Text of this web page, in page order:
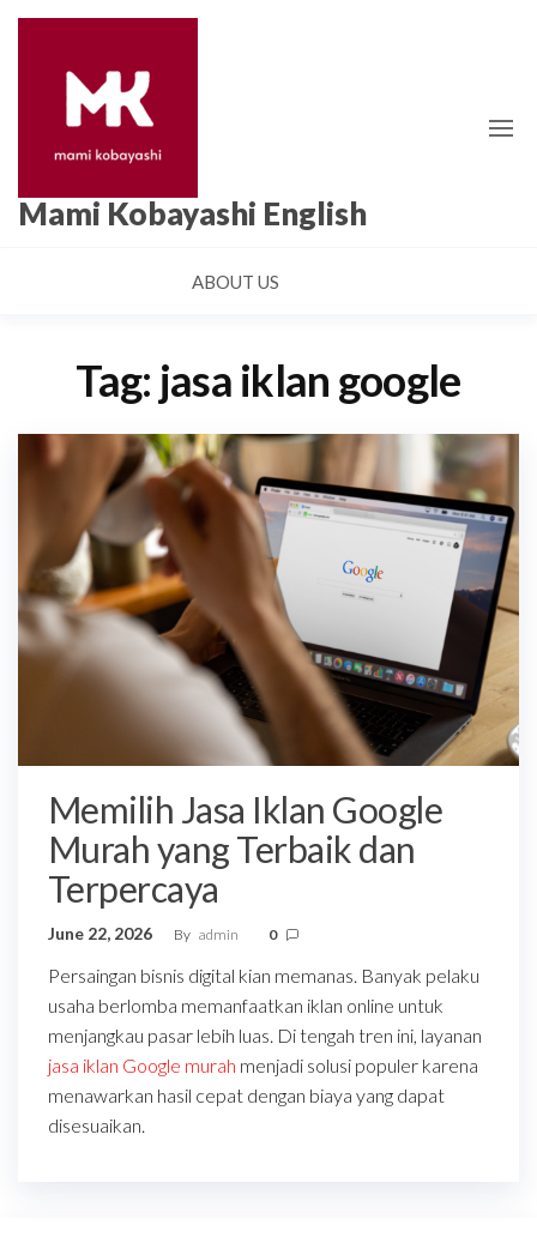
Skip
Mami Kobayashi English
ABOUT US
Tag: jasa iklan google
Memilih Jasa Iklan Google
Murah yang Terbaik dan
Terpercaya
June 22, 2026 By admin 0
Persaingan bisnis digital kian memanas. Banyak pelaku
usaha berlomba memanfaatkan iklan online untuk
menjangkau pasar lebih luas. Di tengah tren ini, layanan
jasa iklan Google murah menjadi solusi populer karena
menawarkan hasil cepat dengan biaya yang dapat
disesuaikan.